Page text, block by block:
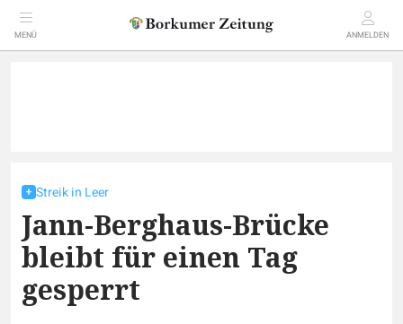
MENÜ ANMELDEN
Streik in Leer
Jann-Berghaus-Brücke
bleibt für einen Tag
gesperrt